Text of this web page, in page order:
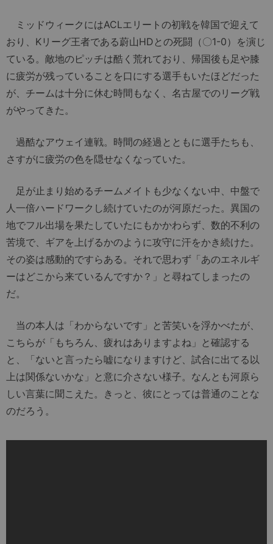
ミッドウィークにはACLエリートの初戦を韓国で迎えて
おり、Kリーグ王者である蔚山HDとの死闘（〇1-0）を演じ
ている。敵地のピッチは酷く荒れており、帰国後も足や膝
に疲労が残っていることを口にする選手もいたほどだった
が、チームは十分に休む時間もなく、名古屋でのリーグ戦
がやってきた。
過酷なアウェイ連戦。時間の経過とともに選手たちも、
さすがに疲労の色を隠せなくなっていた。
足が止まり始めるチームメイトも少なくない中、中盤で
人一倍ハードワークし続けていたのが河原だった。異国の
地でフル出場を果たしていたにもかかわらず、数的不利の
苦境で、ギアを上げるかのように攻守に汗をかき続けた。
その姿は感動的ですらある。それで思わず「あのエネルギ
ーはどこから来ているんですか？」と尋ねてしまったの
だ。
当の本人は「わからないです」と苦笑いを浮かべたが、
こちらが「もちろん、疲れはありますよね」と確認する
と、「ないと言ったら嘘になりますけど、試合に出てる以
上は関係ないかな」と意に介さない様子。なんとも河原ら
しい言葉に聞こえた。きっと、彼にとっては普通のことな
のだろう。